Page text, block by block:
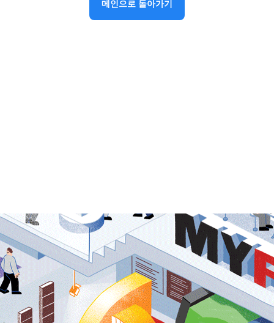
메인으로 돌아가기